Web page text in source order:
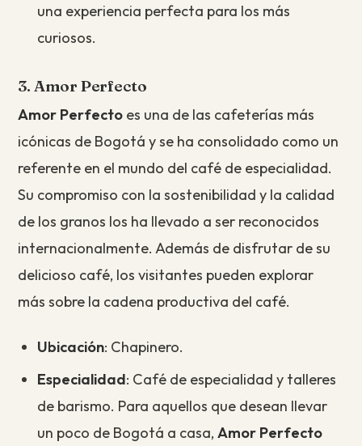
una experiencia perfecta para los más
curiosos.
3. Amor Perfecto
Amor Perfecto es una de las cafeterías más
icónicas de Bogotá y se ha consolidado como un
referente en el mundo del café de especialidad.
Su compromiso con la sostenibilidad y la calidad
de los granos los ha llevado a ser reconocidos
internacionalmente. Además de disfrutar de su
delicioso café, los visitantes pueden explorar
más sobre la cadena productiva del café.
Ubicación: Chapinero.
Especialidad: Café de especialidad y talleres
de barismo. Para aquellos que desean llevar
un poco de Bogotá a casa, Amor Perfecto